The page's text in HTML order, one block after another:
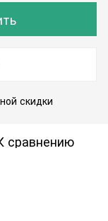
скидки
сравнению